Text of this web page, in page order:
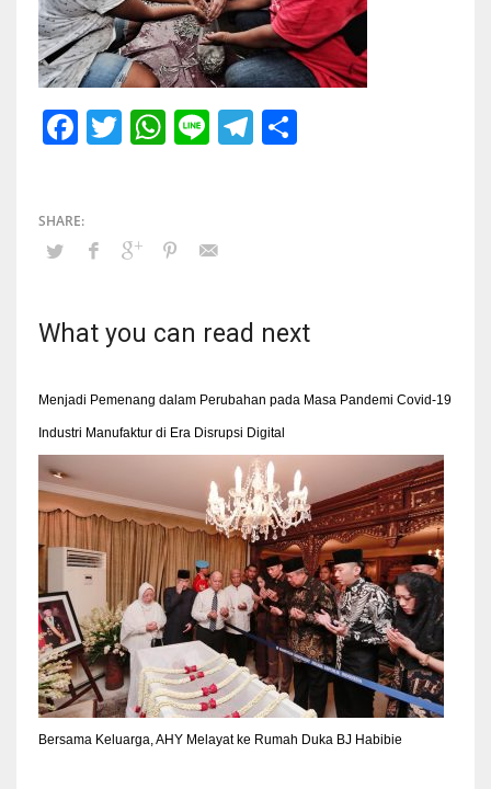
Facebook
Twitter
WhatsApp
LineTelegram
What you can read next
Menjadi Pemenang dalam Perubahan pada Masa Pandemi Covid-19
Industri Manufaktur di Era Disrupsi Digital
Bersama Keluarga, AHY Melayat ke Rumah Duka BJ Habibie